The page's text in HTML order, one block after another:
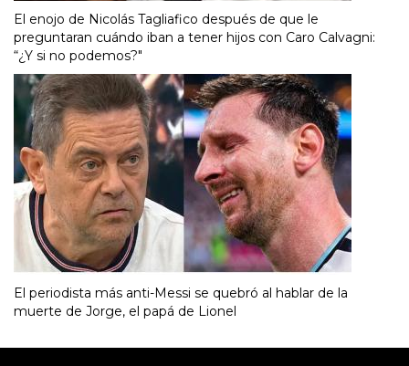
El enojo de Nicolás Tagliafico después de que le
preguntaran cuándo iban a tener hijos con Caro Calvagni:
“¿Y si no podemos?"
El periodista más anti-Messi se quebró al hablar de la
muerte de Jorge, el papá de Lionel